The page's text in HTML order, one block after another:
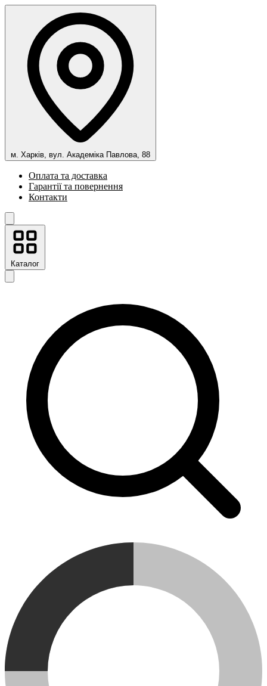
м. Харків, вул. Академіка Павлова, 88
Оплата та доставка
Гарантії та повернення
Контакти
Каталог